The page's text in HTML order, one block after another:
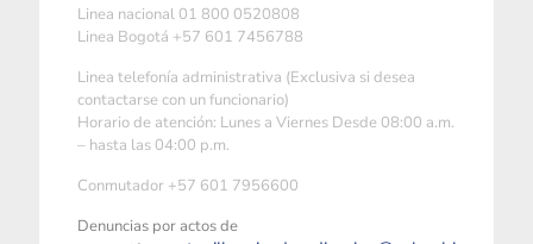
Linea nacional 01 800 0520808
Linea Bogotá +57 601 7456788
Linea telefonía administrativa (Exclusiva si desea
contactarse con un funcionario)
Horario de atención: Lunes a Viernes Desde 08:00 a.m.
– hasta las 04:00 p.m.
Conmutador +57 601 7956600
Denuncias por actos de